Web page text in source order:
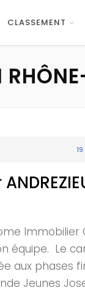
CLASSEMENT
équipe. Le
phases
Jeunes